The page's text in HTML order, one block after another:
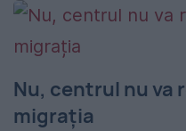
Zilei
Nu, centrul nu va
migrația